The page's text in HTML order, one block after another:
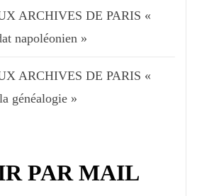
ARCHIVES DE PARIS «
napoléonien »
ARCHIVES DE PARIS «
généalogie »
PAR MAIL